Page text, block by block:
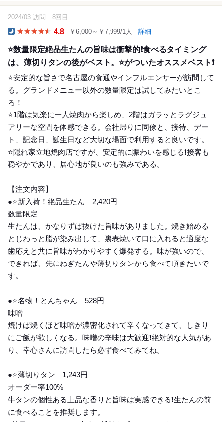
27
2024/03 訪問 8回目
4.8 ￥6,000～￥7,999/1人 詳細
⭐️数量限定絶品生たんの旨味は衝撃的❗️食べるタイミング
は、薄切りタンの後がベスト。⭐️がついたオススメベスト❗️
⭐️安定的な旨さで名古屋の食通やインフルエンサーが訪問して
る。グランドメニュー以外の数量限定は試してみたいとこ
ろ！
⭐️1階は気楽に一人焼肉から楽しめ、2階はガラッとラグジュ
アリーな空間を体感できる。会社帰りに同僚と、接待、デー
ト、記念日、誕生日など大切な場面で利用すると良いです。
⭐️隠れ家立地焼肉店ですが、安定的に賑わいを感じる❗️接客も
穏やかであり、居心地が良いのも強みである。
【注文内容】
●⭐️新入荷！絶品生たん 2,420円
数量限定
生たんは、かなりずば抜けた旨味がありました。焼き始める
とじわっと脂が染み出して、裏表焼いて口に入れると適度な
歯応えと共に旨味がわかりやすく爆発する。味が強いので、
できれば、先にねぎたんや薄切りタンから食べて頂きたいで
す。
●⭐️名物！とんちゃん 528円
味噌
焼けば焼くほど味噌が濃密化されて辛くなってきて、しきり
にご飯が欲しくなる。味噌の辛味は大歓迎❗️絶対的な人気があ
り、幸心さんに訪問したら必ず食べてみてね。
●⭐️薄切りタン 1,243円
オーダー率100%
牛タンの個性ある上品な香りと旨味は実感できる❗️生たんの前
に食べることを推奨します。